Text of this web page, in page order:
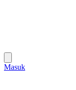
Masuk